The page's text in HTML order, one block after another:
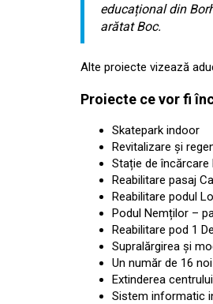
educațional din
arătat Boc.
Alte proiecte vizează
Proiecte ce vor fi
Skatepark indoor
Revitalizare și
Stație de
Reabilitare pasaj
Reabilitare podul
Podul Nemților –
Reabilitare pod 1
Supralărgirea și
Un număr de 16
Extinderea
Sistem informatic